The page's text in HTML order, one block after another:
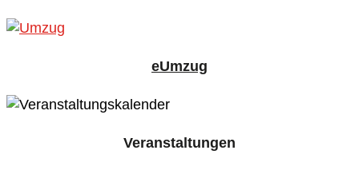
eUmzug
Veranstaltungen